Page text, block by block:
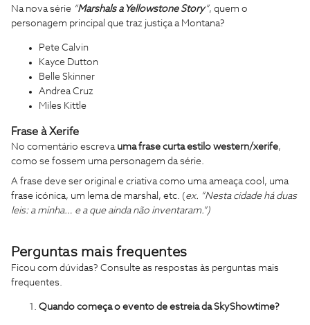
Na nova série “Marshals a Yellowstone Story”, quem o
personagem principal que traz justiça a Montana?
Pete Calvin
Kayce Dutton
Belle Skinner
Andrea Cruz
Miles Kittle
Frase à Xerife
No comentário escreva uma frase curta estilo western/xerife,
como se fossem uma personagem da série.
A frase deve ser original e criativa como uma ameaça cool, uma
frase icónica, um lema de marshal, etc. (ex. “Nesta cidade há duas
leis: a minha… e a que ainda não inventaram.”)
Perguntas mais frequentes
Ficou com dúvidas? Consulte as respostas às perguntas mais
frequentes.
Quando começa o evento de estreia da SkyShowtime?